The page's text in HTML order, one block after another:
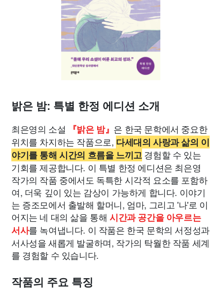
밝은 밤: 특별 한정 에디션 소개
최은영의 소설 『밝은 밤』 은 한국 문학에서 중요한
위치를 차지하는 작품으로, 다세대의 사랑과 삶의 이
야기를 통해 시간의 흐름을 느끼고경험할 수 있는
기회를 제공합니다. 이 특별 한정 에디션은 최은영
작가의 작품 중에서도 독특한 시각적 요소를 포함하
여, 더욱 깊이 있는 감상이 가능하게 합니다. 이야기
는 증조모에서 출발해 할머니, 엄마, 그리고 '나'로 이
어지는 네 대의 삶을 통해시간과 공간을 아우르는
서사를 녹여냅니다. 이 작품은 한국 문학의 서정성과
서사성을 새롭게 발굴하며, 작가의 탁월한 작품 세계
를 경험할 수 있습니다.
작품의 주요 특징